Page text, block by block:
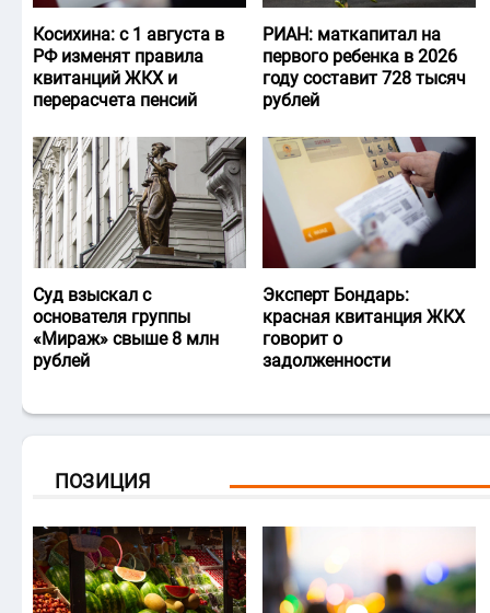
Косихина: с 1 августа в
РФ изменят правила
квитанций ЖКХ и
перерасчета пенсий
РИАН: маткапитал на
первого ребенка в 2026
году составит 728 тысяч
рублей
Суд взыскал с
основателя группы
«Мираж» свыше 8 млн
рублей
Эксперт Бондарь:
красная квитанция ЖКХ
говорит о
задолженности
ПОЗИЦИЯ